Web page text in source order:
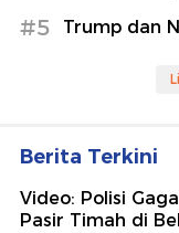
#5 Trump dan
Berita Terkini
Video: Polisi
Pasir Timah di